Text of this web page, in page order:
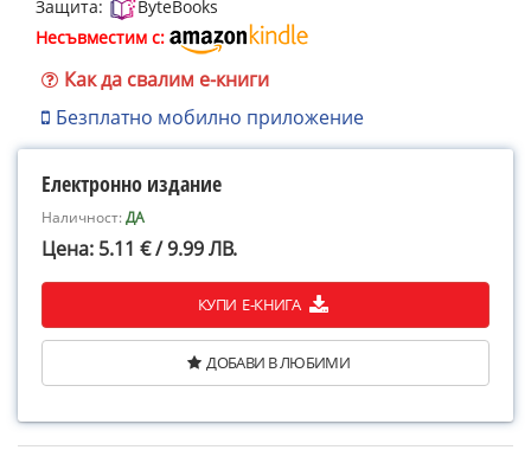
Защита:
ByteBooks
Несъвместим с:
Как да свалим е-книги
Безплатно мобилно приложение
Електронно издание
Наличност:ДА
Цена: 5.11 € / 9.99 ЛВ.
КУПИ Е-КНИГА
ДОБАВИ В ЛЮБИМИ